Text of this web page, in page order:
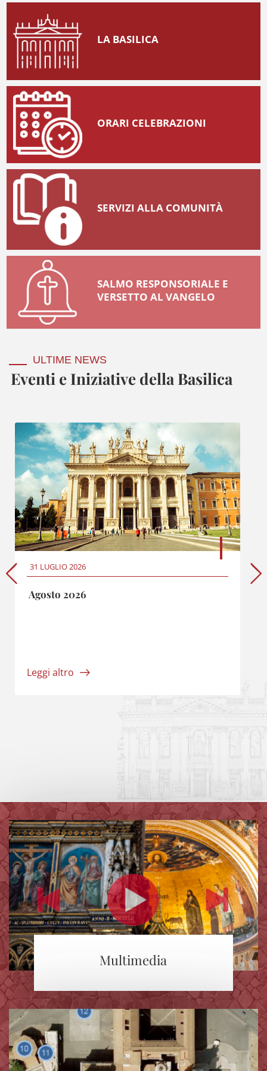
LA BASILICA
ORARI CELEBRAZIONI
SERVIZI ALLA COMUNITÀ
SALMO RESPONSORIALE E
VERSETTO AL VANGELO
ULTIME NEWS
Eventi e Iniziative della Basilica
31 LUGLIO 2026
Agosto 2026
Leggi altro
Multimedia